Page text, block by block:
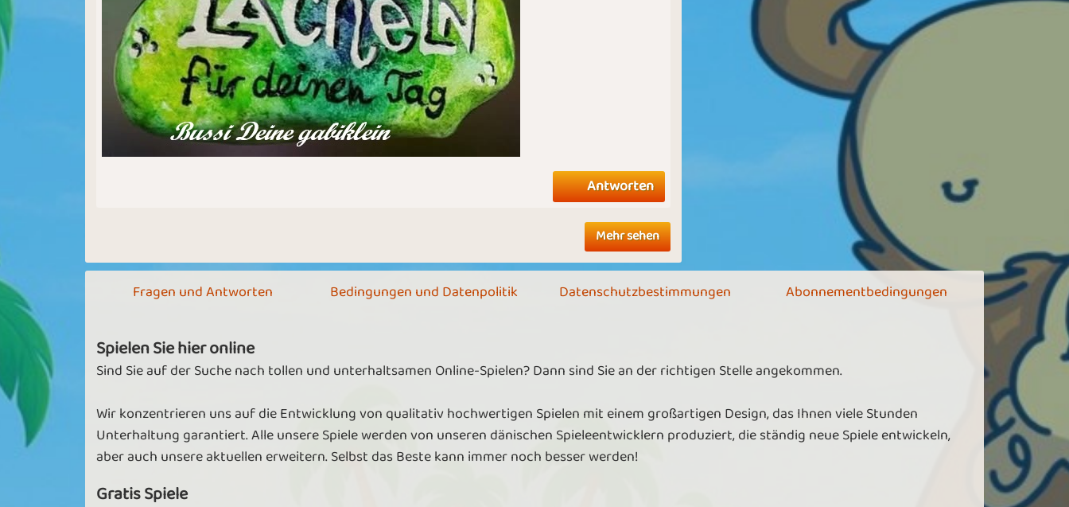
Antworten
Mehr sehen
Fragen und Antworten Bedingungen und Datenpolitik Datenschutzbestimmungen Abonnementbedingungen
Spielen Sie hier online
Sind Sie auf der Suche nach tollen und unterhaltsamen Online-Spielen? Dann sind Sie an der richtigen Stelle angekommen.
Wir konzentrieren uns auf die Entwicklung von qualitativ hochwertigen Spielen mit einem großartigen Design, das Ihnen viele Stunden
Unterhaltung garantiert. Alle unsere Spiele werden von unseren dänischen Spieleentwicklern produziert, die ständig neue Spiele entwickeln,
aber auch unsere aktuellen erweitern. Selbst das Beste kann immer noch besser werden!
Gratis Spiele